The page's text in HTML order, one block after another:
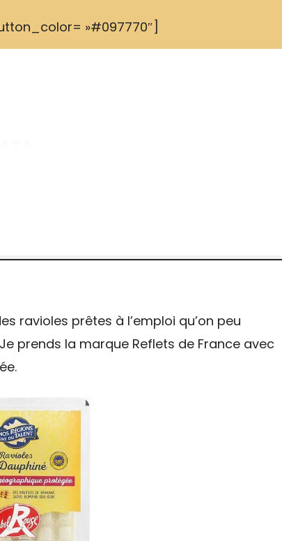
»#097770″]
ravioles prêtes à l’emploi qu’on peu
prends la marque Reflets de France avec